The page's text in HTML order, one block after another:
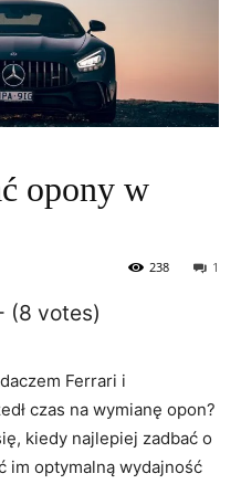
opony w
1
238
(8 votes)
Ferrari i
‍czas na wymianę opon?
kiedy najlepiej zadbać o
⁣im‍ optymalną wydajność